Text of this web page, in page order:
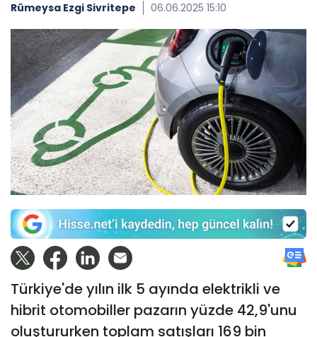
Rümeysa Ezgi Sivritepe 06.06.2025 15:10
Türkiye'de yılın ilk 5 ayında elektrikli ve
hibrit otomobiller pazarın yüzde 42,9'unu
oluştururken toplam satışları 169 bin